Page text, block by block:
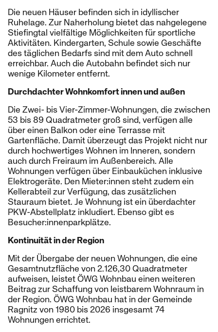
Die neuen Häuser befinden sich in idyllischer
Ruhelage. Zur Naherholung bietet das nahgelegene
Stiefingtal vielfältige Möglichkeiten für sportliche
Aktivitäten. Kindergarten, Schule sowie Geschäfte
des täglichen Bedarfs sind mit dem Auto schnell
erreichbar. Auch die Autobahn befindet sich nur
wenige Kilometer entfernt.
Durchdachter Wohnkomfort innen und außen
Die Zwei- bis Vier-Zimmer-Wohnungen, die zwischen
53 bis 89 Quadratmeter groß sind, verfügen alle
über einen Balkon oder eine Terrasse mit
Gartenfläche. Damit überzeugt das Projekt nicht nur
durch hochwertiges Wohnen im Inneren, sondern
auch durch Freiraum im Außenbereich. Alle
Wohnungen verfügen über Einbauküchen inklusive
Elektrogeräte. Den Mieter:innen steht zudem ein
Kellerabteil zur Verfügung, das zusätzlichen
Stauraum bietet. Je Wohnung ist ein überdachter
PKW-Abstellplatz inkludiert. Ebenso gibt es
Besucher:innenparkplätze.
Kontinuität in der Region
Mit der Übergabe der neuen Wohnungen, die eine
Gesamtnutzfläche von 2.126,30 Quadratmeter
aufweisen, leistet ÖWG Wohnbau einen weiteren
Beitrag zur Schaffung von leistbarem Wohnraum in
der Region. ÖWG Wohnbau hat in der Gemeinde
Ragnitz von 1980 bis 2026 insgesamt 74
Wohnungen errichtet.